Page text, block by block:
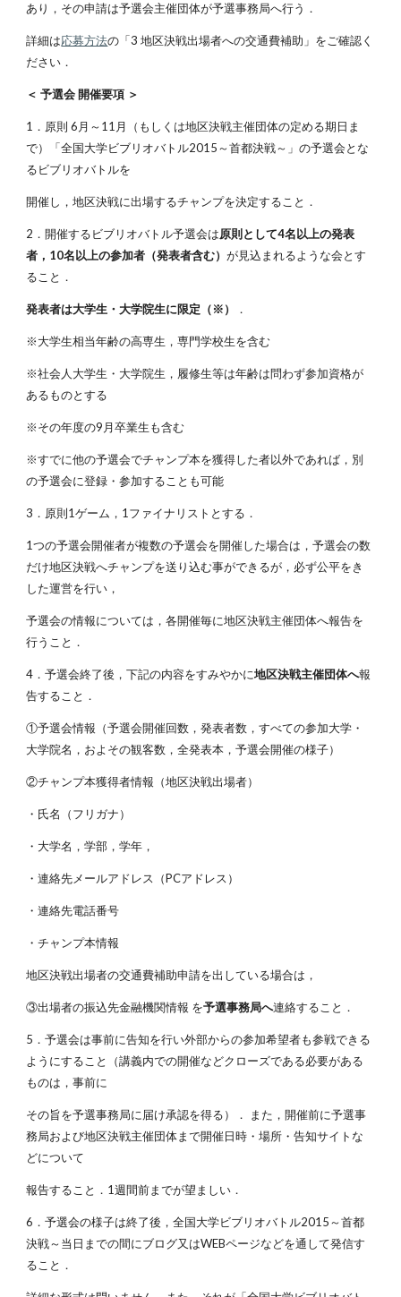
あり，その申請は予選会主催団体が予選事務局へ行う．
詳細は応募方法の「3 地区決戦出場者への交通費補助」をご確認く
ださい．
＜ 予選会 開催要項 ＞
1．原則 6月～11月（もしくは地区決戦主催団体の定める期日ま
で）「全国大学ビブリオバトル2015～首都決戦～」の予選会とな
るビブリオバトルを
開催し，地区決戦に出場するチャンプを決定すること．
2．開催するビブリオバトル予選会は原則として4名以上の発表
者，10名以上の参加者（発表者含む）が見込まれるような会とす
ること．
発表者は大学生・大学院生に限定（※） ．
※大学生相当年齢の高専生，専門学校生を含む
※社会人大学生・大学院生，履修生等は年齢は問わず参加資格が
あるものとする
※その年度の9月卒業生も含む
※すでに他の予選会でチャンプ本を獲得した者以外であれば，別
の予選会に登録・参加することも可能
3．原則1ゲーム，1ファイナリストとする．
1つの予選会開催者が複数の予選会を開催した場合は，予選会の数
だけ地区決戦へチャンプを送り込む事ができるが，必ず公平をき
した運営を行い，
予選会の情報については，各開催毎に地区決戦主催団体へ報告を
行うこと．
4．予選会終了後，下記の内容をすみやかに地区決戦主催団体へ報
告すること．
①予選会情報（予選会開催回数，発表者数，すべての参加大学・
大学院名，およその観客数，全発表本，予選会開催の様子）
②チャンプ本獲得者情報（地区決戦出場者）
・氏名（フリガナ）
・大学名，学部，学年，
・連絡先メールアドレス（PCアドレス）
・連絡先電話番号
・チャンプ本情報
地区決戦出場者の交通費補助申請を出している場合は，
③出場者の振込先金融機関情報 を予選事務局へ連絡すること．
5．予選会は事前に告知を行い外部からの参加希望者も参戦できる
ようにすること（講義内での開催などクローズである必要がある
ものは，事前に
その旨を予選事務局に届け承認を得る）． また，開催前に予選事
務局および地区決戦主催団体まで開催日時・場所・告知サイトな
どについて
報告すること．1週間前までが望ましい．
6．予選会の様子は終了後，全国大学ビブリオバトル2015～首都
決戦～当日までの間にブログ又はWEBページなどを通して発信す
ること．